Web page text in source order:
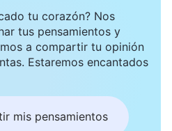
vivir bajo el brillo de la
a la voluntad de Dios,
satánico corrupto, y
satánica de las tinieblas,
del pecado. Sólo
la salvación
tu corazón? Nos
tus pensamientos y
a compartir tu opinión
Estaremos encantados
mis pensamientos